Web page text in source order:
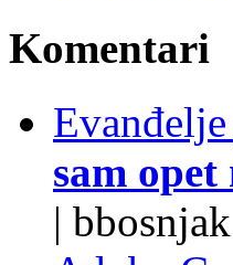
Komentari
sam
| bbosnjak